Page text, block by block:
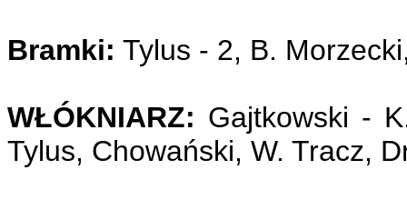
Bramki: Tylus - 2, B.
WŁÓKNIARZ: Gajtkowski -
Tylus, Chowański, W. Tracz,